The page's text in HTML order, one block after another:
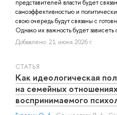
представителей власти будет
самоэффективностью и
свою очередь будут связаны с
Однако их важность будет зависеть
Добавлено: 21 июня 2026 г.
СТАТЬЯ
Как идеологическая
на семейных
воспринимаемого